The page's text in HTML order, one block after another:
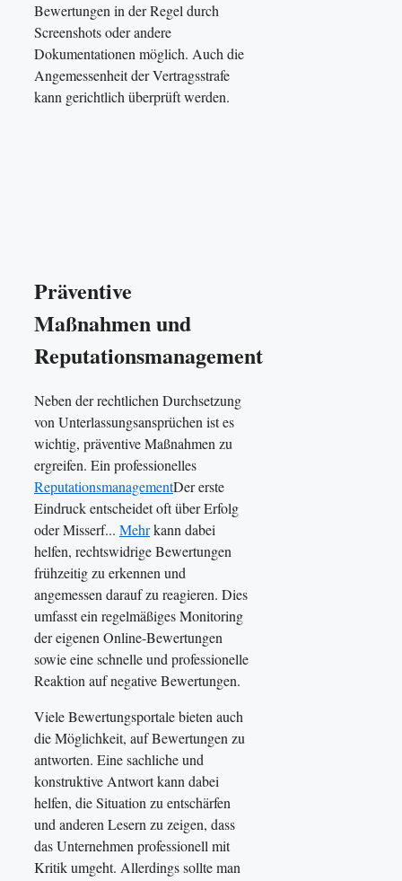
Bewertungen in der Regel durch
Screenshots oder andere
Dokumentationen möglich. Auch die
Angemessenheit der Vertragsstrafe
kann gerichtlich überprüft werden.
Präventive
Maßnahmen und
Reputationsmanagement
Neben der rechtlichen Durchsetzung
von Unterlassungsansprüchen ist es
wichtig, präventive Maßnahmen zu
ergreifen. Ein professionelles
ReputationsmanagementDer erste
Eindruck entscheidet oft über Erfolg
oder Misserf... Mehrkann dabei
helfen, rechtswidrige Bewertungen
frühzeitig zu erkennen und
angemessen darauf zu reagieren. Dies
umfasst ein regelmäßiges Monitoring
der eigenen Online-Bewertungen
sowie eine schnelle und professionelle
Reaktion auf negative Bewertungen.
Viele Bewertungsportale bieten auch
die Möglichkeit, auf Bewertungen zu
antworten. Eine sachliche und
konstruktive Antwort kann dabei
helfen, die Situation zu entschärfen
und anderen Lesern zu zeigen, dass
das Unternehmen professionell mit
Kritik umgeht. Allerdings sollte man